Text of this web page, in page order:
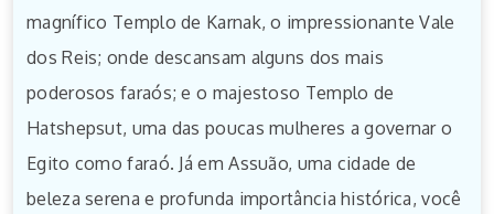
magnífico Templo de Karnak, o impressionante Vale
dos Reis; onde descansam alguns dos mais
poderosos faraós; e o majestoso Templo de
Hatshepsut, uma das poucas mulheres a governar o
Egito como faraó. Já em Assuão, uma cidade de
beleza serena e profunda importância histórica, você